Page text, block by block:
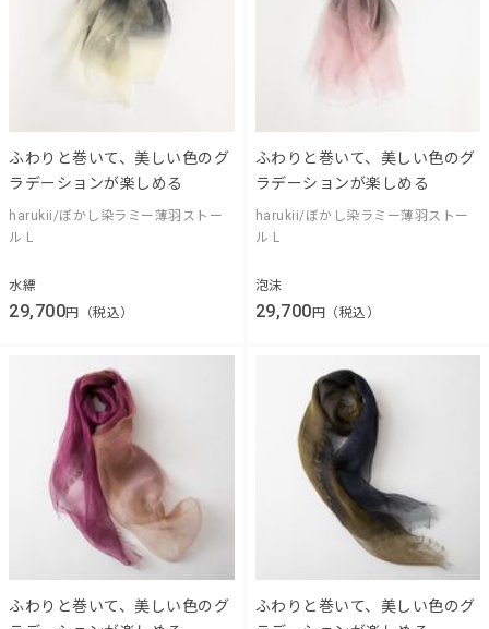
ふわりと巻いて、美しい色のグ
ラデーションが楽しめる
harukii/ぼかし染ラミー薄羽ストー
ル L
水縹
29,700円（税込）
ふわりと巻いて、美しい色のグ
ラデーションが楽しめる
harukii/ぼかし染ラミー薄羽ストー
ル L
泡沫
29,700円（税込）
ふわりと巻いて、美しい色のグ
ふわりと巻いて、美しい色のグ